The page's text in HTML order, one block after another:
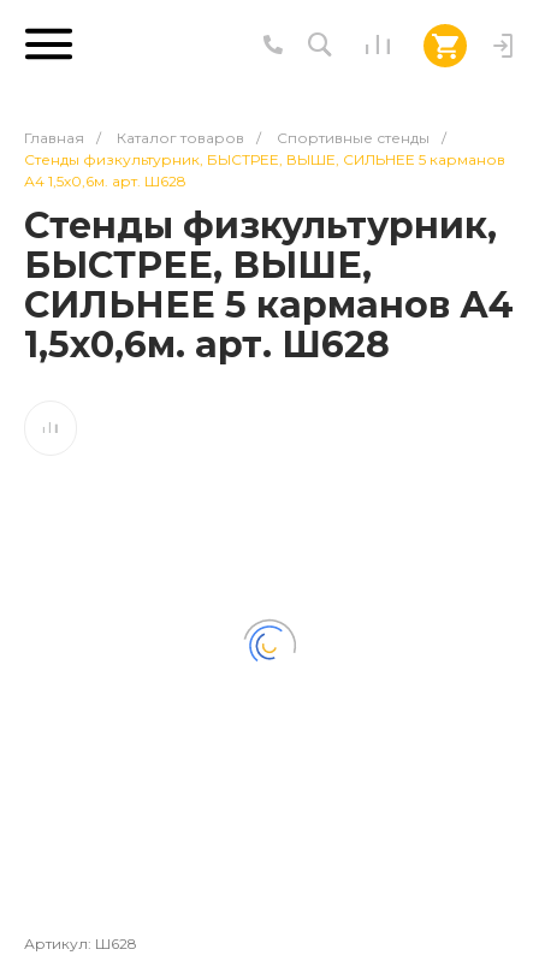
Главная / Каталог товаров / Спортивные стенды
/
Стенды физкультурник, БЫСТРЕЕ, ВЫШЕ, СИЛЬНЕЕ 5 карманов
А4 1,5х0,6м. арт. Ш628
Стенды физкультурник,
БЫСТРЕЕ, ВЫШЕ,
СИЛЬНЕЕ 5 карманов А4
1,5х0,6м. арт. Ш628
Артикул: Ш628